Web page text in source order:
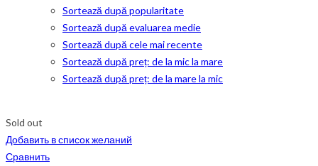
Sortează după popularitate
Sortează după evaluarea medie
Sortează după cele mai recente
Sortează după preț: de la mic la mare
Sortează după preț: de la mare la mic
Sold out
Добавить в список желаний
Сравнить